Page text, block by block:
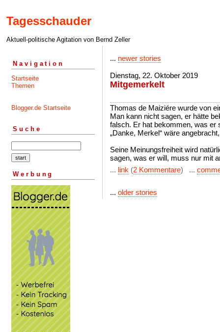
Tagesschauder
Aktuell-politische Agitation von Bernd Zeller
Navigation
Startseite
Themen
Blogger.de Startseite
Suche
Werbung
... newer stories
Dienstag, 22. Oktober 2019
Mitgemerkelt
Thomas de Maiziére wurde von
Man kann nicht sagen, er hätte
falsch. Er hat bekommen, was er
„Danke, Merkel“ wäre
Seine Meinungsfreiheit wird
sagen, was er will, muss nur mit
... link (2 Kommentare) ...
... older stories